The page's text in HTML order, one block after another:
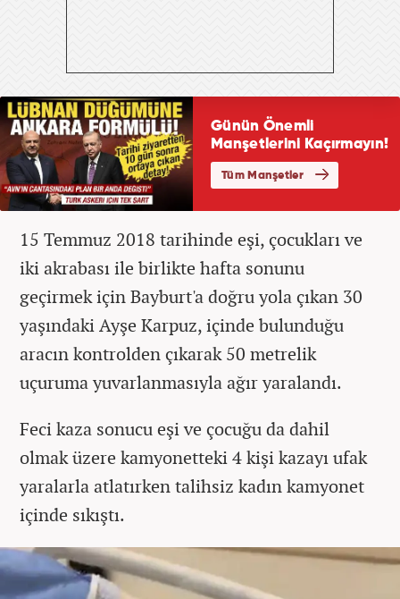
15 Temmuz 2018 tarihinde eşi, çocukları ve
iki akrabası ile birlikte hafta sonunu
geçirmek için Bayburt'a doğru yola çıkan 30
yaşındaki Ayşe Karpuz, içinde bulunduğu
aracın kontrolden çıkarak 50 metrelik
uçuruma yuvarlanmasıyla ağır yaralandı.
Feci kaza sonucu eşi ve çocuğu da dahil
olmak üzere kamyonetteki 4 kişi kazayı ufak
yaralarla atlatırken talihsiz kadın kamyonet
içinde sıkıştı.